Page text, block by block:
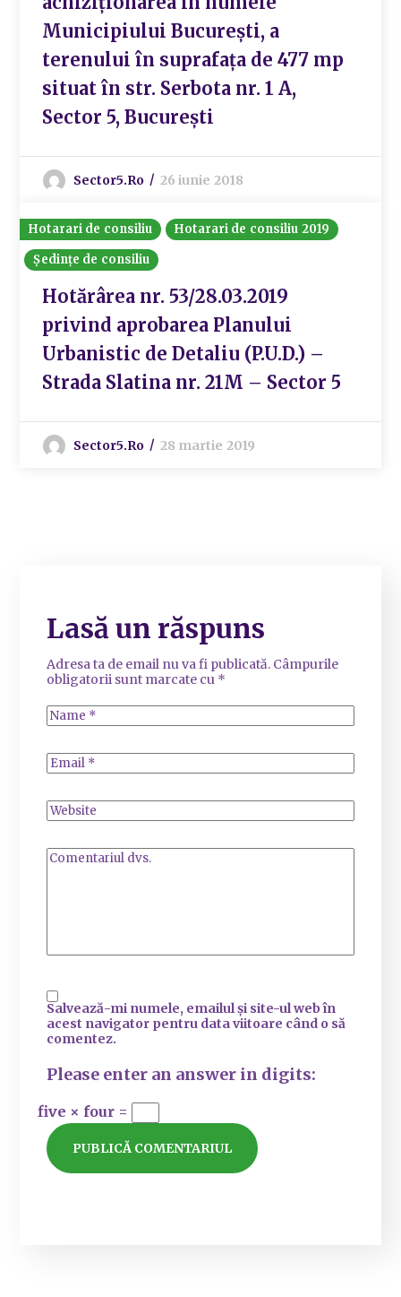
Municipiului București, a
terenului în suprafața de 477 mp
situat în str. Serbota nr. 1 A,
Sector 5, București
Sector5.ro 26 iunie 2018
Hotarari de consiliu
Hotarari de consiliu 2019
Ședințe de consiliu
Hotărârea nr. 53/28.03.2019
privind aprobarea Planului
Urbanistic de Detaliu (P.U.D.) –
Strada Slatina nr. 21M – Sector 5
Sector5.ro 28 martie 2019
Lasă un răspuns
Adresa ta de email nu va fi publicată. Câmpurile
obligatorii sunt marcate cu *
Salvează-mi numele, emailul și site-ul web în
acest navigator pentru data viitoare când o să
comentez.
Please enter an answer in digits:
five × four =